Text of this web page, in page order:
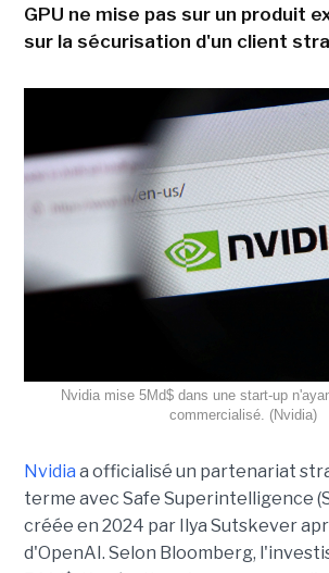
GPU ne mise pas sur un produit
sur la sécurisation d'un client
Nvidia mise 5Md$ dans une start-up
commercialisé. (Nvidia)
Nvidia a officialisé un partenariat
terme avec Safe Superintelligence
créée en 2024 par Ilya Sutskever
d'OpenAI. Selon Bloomberg,